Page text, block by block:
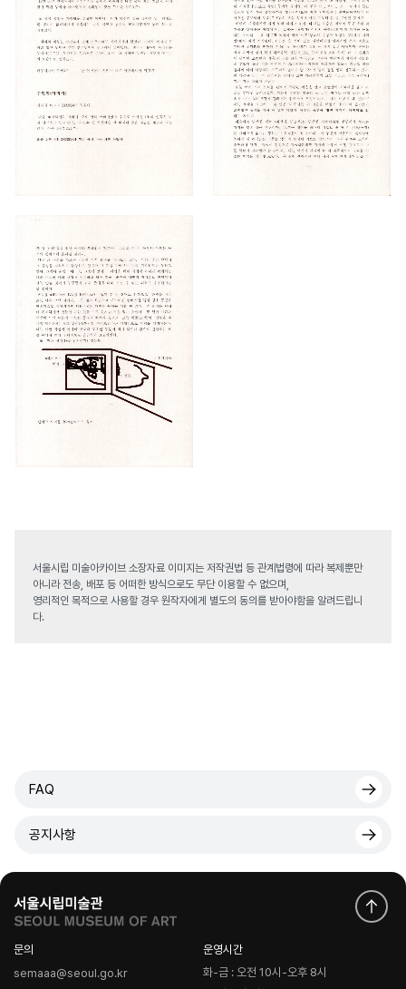
서울시립 미술아카이브 소장자료 이미지는 저작권법 등 관계법령에 따라 복제뿐만
아니라 전송, 배포 등 어떠한 방식으로도 무단 이용할 수 없으며,
영리적인 목적으로 사용할 경우 원작자에게 별도의 동의를 받아야함을 알려드립니
다.
FAQ
공지사항
문의
semaaa@seoul.go.kr
운영시간
화-금 : 오전 10시-오후 8시